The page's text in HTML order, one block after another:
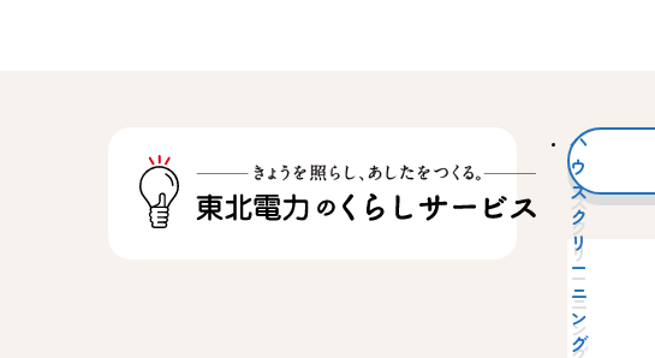
ハ
ウ
ス
ク
リ
ー
ニ
ン
グ